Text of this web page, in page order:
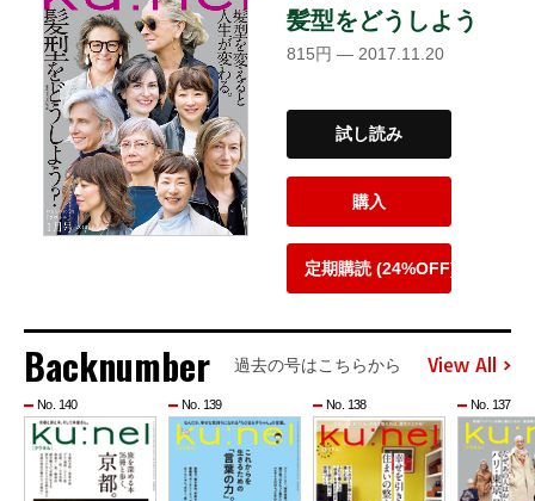
髪型をどうしよう
815円 — 2017.11.20
試し読み
購入
定期購読 (24%OFF)
Backnumber 過去の号はこちらから View All
No. 140 No. 139 No. 138 No. 137